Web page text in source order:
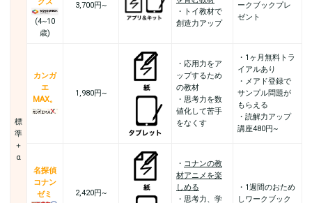
標
準
＋
α
(4~10
歳)
3,700円~
・トイ教材で
創造力アップ
ークブックプレ
ゼント
カンガ
エ
MAX。
1,980円~
・応用力をア
ップするため
の教材
・思考力を数
値化して苦手
をなくす
・1ヶ月無料トラ
イアルあり
・メアド登録で
サンプル問題が
もらえる
・読解力アップ
講座480円~
名探偵
コナン
ゼミ
2,420円~
・ コナンの教
材アニメを楽
しめる
・思考力、学
・1週間のおため
しワークブック